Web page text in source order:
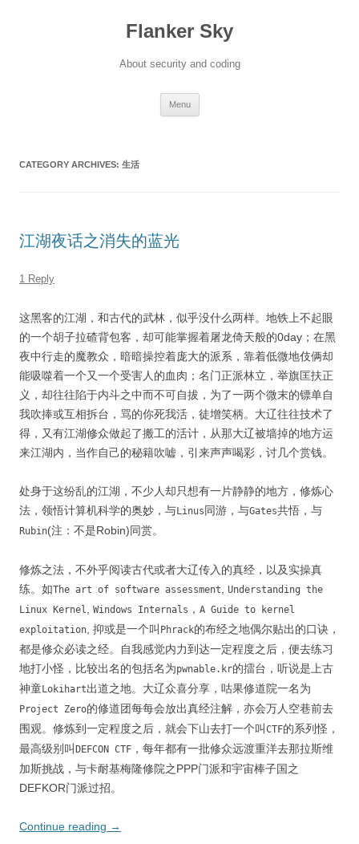
Flanker Sky
About security and coding
Menu
CATEGORY ARCHIVES: 生活
江湖夜话之消失的蓝光
1 Reply
这黑客的江湖，和古代的武林，似乎没什么两样。地铁上不起眼
的一个胡子拉碴背包客，却可能掌握着屠龙倚天般的0day；在黑
夜中行走的魔教众，暗暗操控着庞大的派系，靠着低微地伎俩却
能吸噬着一个又一个受害人的血肉；名门正派林立，举旗匡扶正
义，却往往陷于内斗之中而不可自拔，为了一两个微末的镖单自
我吹捧或互相拆台，骂的你死我活，徒增笑柄。大辽往往技术了
得，又有江湖修众做起了搬工的活计，从那大辽被墙掉的地方运
来江湖内，当作自己的秘籍吹嘘，引来声声喝彩，讨几个赏钱。
处身于这纷乱的江湖，不少人却只想有一片静静的地方，修炼心
法，领悟计算机科学的奥妙，与Linus同游，与Gates共悟，与
Rubin(注：不是Robin)同赏。
修炼之法，不外乎阅读古代或者大辽传入的真经，以及实操真
练。如The art of software assessment
Understanding the
Linux Kernel
Windows Internals ， A Guide to kernel
exploitation , 抑或是一个叫 Phrack的布经之地偶尔贴出的口诀，
都是修众必读之经。自我感觉内力到达一定程度之后，便去练习
地打小怪，比较出名的包括名为pwnable.kr的擂台，听说是上古
神童Lokihart出道之地。大辽众喜分享，咕果修道院一名为
Project Zero的修道团每每会放出真经注解，亦会万人空巷前去
围观。修炼到一定程度之后，就会下山去打一个叫 CTF的系列怪，
最高级别叫 DEFCON CTF ，每年都有一批修众远渡重洋去那拉斯维
加斯挑战，与卡耐基梅隆修院之PPP门派和宇宙棒子国之
DEFKOR门派过招。
Continue reading →